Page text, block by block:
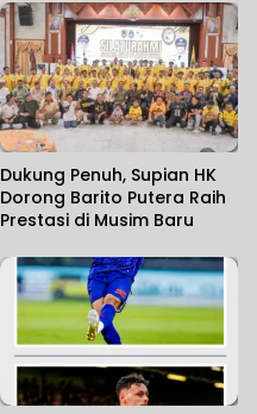
Dukung Penuh, Supian HK
Dorong Barito Putera Raih
Prestasi di Musim Baru